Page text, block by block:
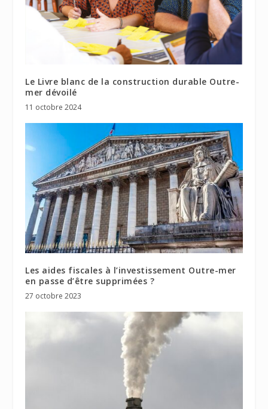
Le Livre blanc de la construction durable Outre-
mer dévoilé
11 octobre 2024
Les aides fiscales à l’investissement Outre-mer
en passe d’être supprimées ?
27 octobre 2023